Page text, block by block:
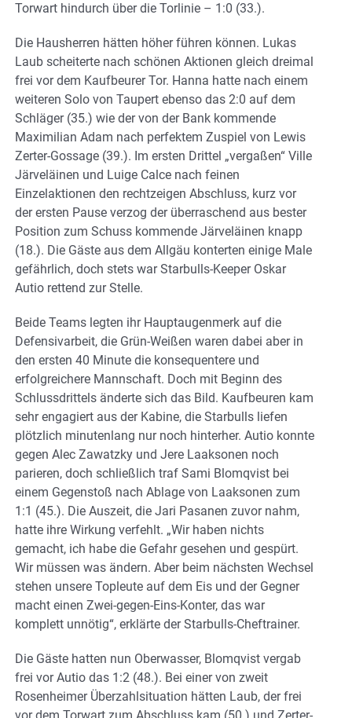
Torwart hindurch über die Torlinie – 1:0 (33.).
Die Hausherren hätten höher führen können. Lukas
Laub scheiterte nach schönen Aktionen gleich dreimal
frei vor dem Kaufbeurer Tor. Hanna hatte nach einem
weiteren Solo von Taupert ebenso das 2:0 auf dem
Schläger (35.) wie der von der Bank kommende
Maximilian Adam nach perfektem Zuspiel von Lewis
Zerter-Gossage (39.). Im ersten Drittel „vergaßen“ Ville
Järveläinen und Luige Calce nach feinen
Einzelaktionen den rechtzeigen Abschluss, kurz vor
der ersten Pause verzog der überraschend aus bester
Position zum Schuss kommende Järveläinen knapp
(18.). Die Gäste aus dem Allgäu konterten einige Male
gefährlich, doch stets war Starbulls-Keeper Oskar
Autio rettend zur Stelle.
Beide Teams legten ihr Hauptaugenmerk auf die
Defensivarbeit, die Grün-Weißen waren dabei aber in
den ersten 40 Minute die konsequentere und
erfolgreichere Mannschaft. Doch mit Beginn des
Schlussdrittels änderte sich das Bild. Kaufbeuren kam
sehr engagiert aus der Kabine, die Starbulls liefen
plötzlich minutenlang nur noch hinterher. Autio konnte
gegen Alec Zawatzky und Jere Laaksonen noch
parieren, doch schließlich traf Sami Blomqvist bei
einem Gegenstoß nach Ablage von Laaksonen zum
1:1 (45.). Die Auszeit, die Jari Pasanen zuvor nahm,
hatte ihre Wirkung verfehlt. „Wir haben nichts
gemacht, ich habe die Gefahr gesehen und gespürt.
Wir müssen was ändern. Aber beim nächsten Wechsel
stehen unsere Topleute auf dem Eis und der Gegner
macht einen Zwei-gegen-Eins-Konter, das war
komplett unnötig“, erklärte der Starbulls-Cheftrainer.
Die Gäste hatten nun Oberwasser, Blomqvist vergab
frei vor Autio das 1:2 (48.). Bei einer von zweit
Rosenheimer Überzahlsituation hätten Laub, der frei